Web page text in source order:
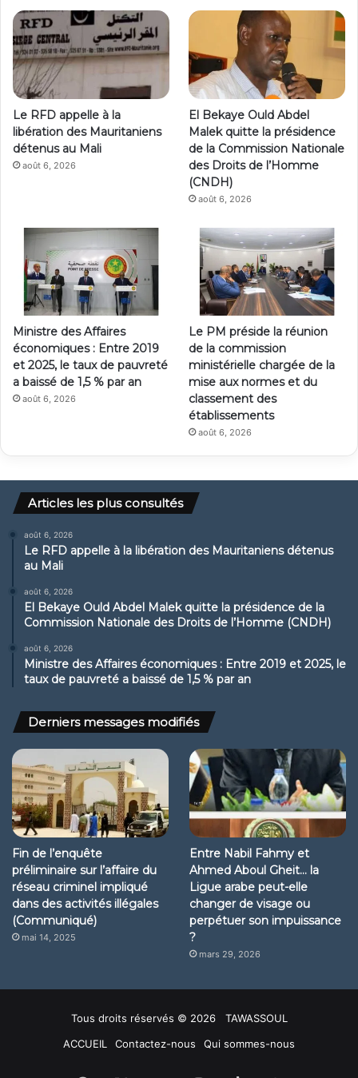
Le RFD appelle à la
libération des Mauritaniens
détenus au Mali
août 6, 2026
El Bekaye Ould Abdel
Malek quitte la présidence
de la Commission Nationale
des Droits de l’Homme
(CNDH)
août 6, 2026
Ministre des Affaires
économiques : Entre 2019
et 2025, le taux de pauvreté
a baissé de 1,5 % par an
août 6, 2026
Le PM préside la réunion
de la commission
ministérielle chargée de la
mise aux normes et du
classement des
établissements
août 6, 2026
Articles les plus consultés
août 6, 2026
Le RFD appelle à la libération des Mauritaniens détenus
au Mali
août 6, 2026
El Bekaye Ould Abdel Malek quitte la présidence de la
Commission Nationale des Droits de l’Homme (CNDH)
août 6, 2026
Ministre des Affaires économiques : Entre 2019 et 2025, le
taux de pauvreté a baissé de 1,5 % par an
Derniers messages modifiés
Fin de l’enquête
préliminaire sur l’affaire du
réseau criminel impliqué
dans des activités illégales
(Communiqué)
mai 14, 2025
Entre Nabil Fahmy et
Ahmed Aboul Gheit… la
Ligue arabe peut-elle
changer de visage ou
perpétuer son impuissance
?
mars 29, 2026
Tous droits réservés © 2026 TAWASSOUL
ACCUEIL
Contactez-nous Qui sommes-nous